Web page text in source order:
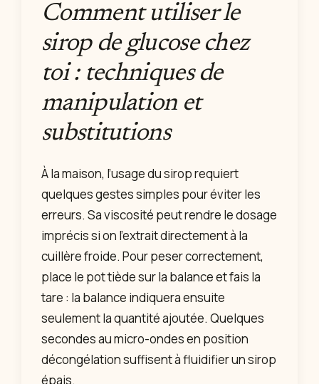
Comment utiliser le
sirop de glucose chez
toi : techniques de
manipulation et
substitutions
À la maison, l’usage du sirop requiert
quelques gestes simples pour éviter les
erreurs. Sa viscosité peut rendre le dosage
imprécis si on l’extrait directement à la
cuillère froide. Pour peser correctement,
place le pot tiède sur la balance et fais la
tare : la balance indiquera ensuite
seulement la quantité ajoutée. Quelques
secondes au micro-ondes en position
décongélation suffisent à fluidifier un sirop
épais.